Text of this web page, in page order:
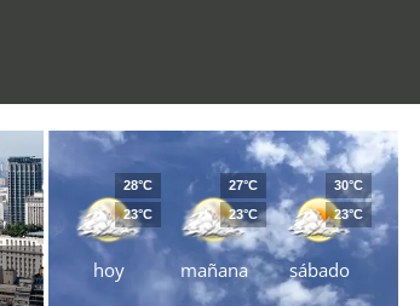
hoy
28°C
23°C
mañana
27°C
23°C
sábado
30°C
23°C